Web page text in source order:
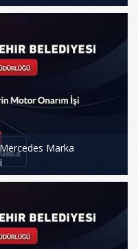
Alımı İşi
Marka